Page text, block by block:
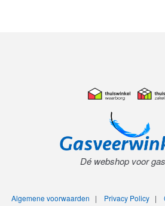
Dé webshop voor
Algemene voorwaarden | Privacy Policy|